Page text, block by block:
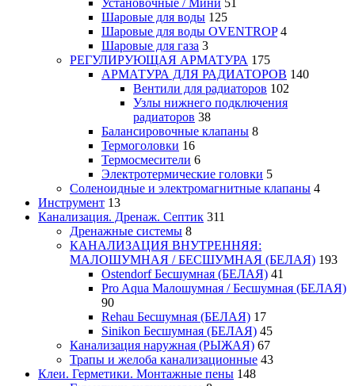
Шаровые для воды 125
Шаровые для воды OVENTROP 4
Шаровые для газа 3
РЕГУЛИРУЮЩАЯ АРМАТУРА 175
АРМАТУРА ДЛЯ РАДИАТОРОВ 140
Вентили для радиаторов 102
Узлы нижнего подключения
радиаторов 38
Балансировочные клапаны 8
Термоголовки 16
Термосмесители 6
Электротермические головки 5
Соленоидные и электромагнитные клапаны 4
Инструмент 13
Канализация. Дренаж. Септик 311
Дренажные системы 8
КАНАЛИЗАЦИЯ ВНУТРЕННЯЯ:
МАЛОШУМНАЯ / БЕСШУМНАЯ (БЕЛАЯ) 193
Ostendorf Бесшумная (БЕЛАЯ) 41
Pro Aqua Малошумная / Бесшумная (БЕЛАЯ)
90
Rehau Бесшумная (БЕЛАЯ) 17
Sinikon Бесшумная (БЕЛАЯ) 45
Канализация наружная (РЫЖАЯ) 67
Трапы и желоба канализационные 43
Клеи. Герметики. Монтажные пены 148